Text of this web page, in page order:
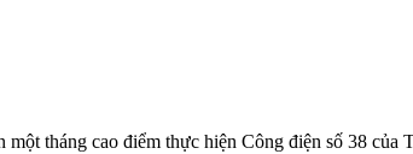
tháng cao điểm thực hiện Công điện số 38 của